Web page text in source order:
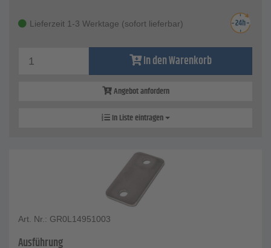
Lieferzeit 1-3 Werktage (sofort lieferbar)
In den Warenkorb
Angebot anfordern
In Liste eintragen
Art. Nr.: GR0L14951003
Ausführung